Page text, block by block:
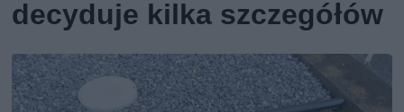
decyduje kilka szczegółów